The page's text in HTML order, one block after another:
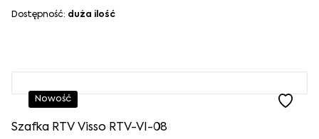
Dostępność: duża ilość
Nowość
Szafka RTV Visso RTV-VI-08